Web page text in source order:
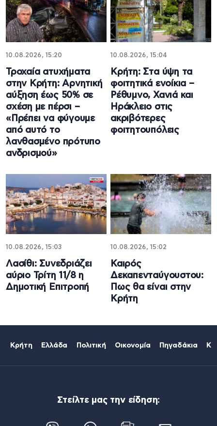
10.08.2026, 15:20
Τροχαία ατυχήματα
στην Κρήτη: Αρνητική
αύξηση έως 50% σε
σχέση με πέρσι –
«Πρέπει να φύγουμε
από αυτό το
λανθασμένο πρότυπο
ανδρισμού»
10.08.2026, 15:04
Κρήτη: Στα ύψη τα
φοιτητικά ενοίκια –
Ρέθυμνο, Χανιά και
Ηράκλειο στις
ακριβότερες
φοιτητουπόλεις
10.08.2026, 15:03
Λασίθι: Συνεδριάζει
αύριο Τρίτη 11/8 η
Δημοτική Επιτροπή
10.08.2026, 15:02
Καιρός
Δεκαπενταύγουστου:
Πως θα είναι στην
Κρήτη
Κρήτη Ελλάδα Πολιτική Οικονομία Πηγαδάκια
Στείλτε μας την είδηση: